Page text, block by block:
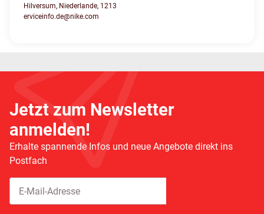
Hilversum, Niederlande, 1213
erviceinfo.de@nike.com
Jetzt zum Newsletter
anmelden!
Erhalte spannende Infos und neue Angebote direkt ins
Postfach